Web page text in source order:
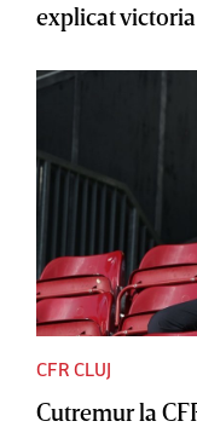
explicat victoria
CFR CLUJ
Cutremur la